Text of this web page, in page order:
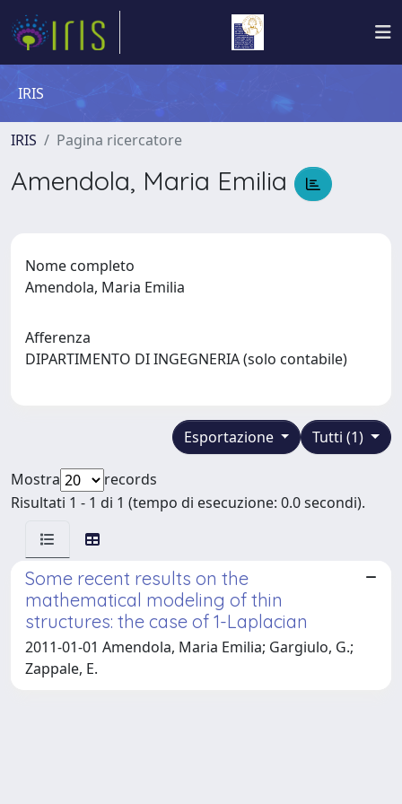
IRIS
IRIS Pagina ricercatore
Amendola, Maria Emilia
Nome completo
Amendola, Maria Emilia
Afferenza
DIPARTIMENTO DI INGEGNERIA (solo contabile)
Tutti (1)
Esportazione
Mostra
records
Risultati 1 - 1 di 1 (tempo di esecuzione: 0.0 secondi).
Some recent results on the
mathematical modeling of thin
structures: the case of 1-Laplacian
2011-01-01 Amendola, Maria Emilia; Gargiulo, G.;
Zappale, E.